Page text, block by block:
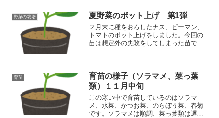
りますのでとっても便利です。
野菜の栽培 夏野菜のポット上げ 第1弾
２月末に種をおろしたナス、ピーマン、
トマトのポット上げをしました。今回の
苗は想定外の失敗をしてしまった苗です
り調べてみましたところ、...
育苗
育苗の様子（ソラマメ、菜っ葉
類）１１月中旬
この寒い中で育苗しているのはソラマ
メ、水菜、かつお菜、のらぼう菜、春菊
です。ソラマメは順調、菜っ葉類は遅か